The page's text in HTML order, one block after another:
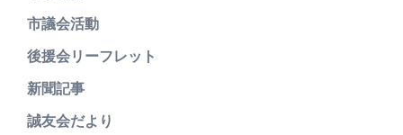
市議会活動
後援会リーフレット
新聞記事
誠友会だより